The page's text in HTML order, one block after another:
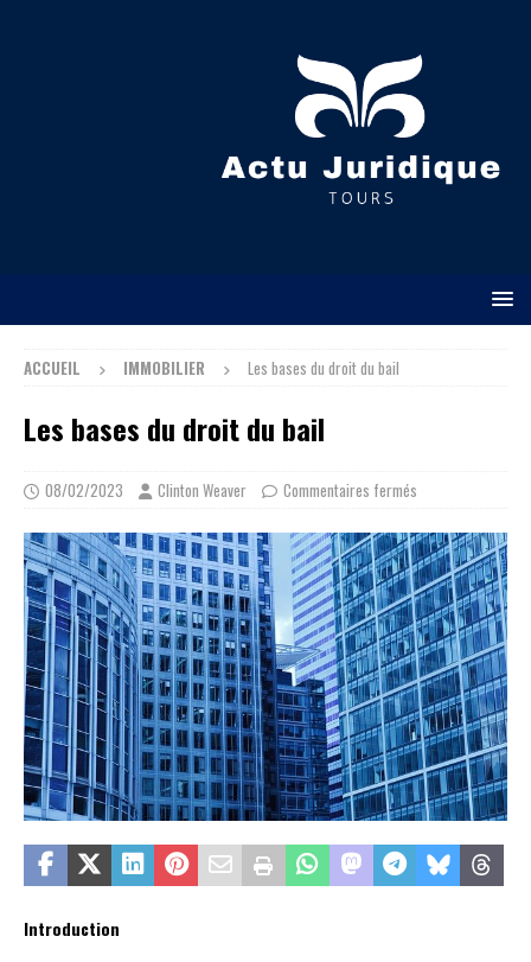
ACCUEIL IMMOBILIER Les bases du droit du bail
Les bases du droit du bail
08/02/2023 Clinton Weaver Commentaires fermés
Introduction